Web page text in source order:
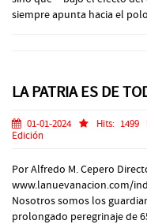
siempre apunta hacia el
LA PATRIA ES DE
01-01-2024 Hits: 1499
Edición
Por Alfredo M. Cepero
www.lanuevanacion.com/
Nosotros somos los
prolongado peregrinaje de